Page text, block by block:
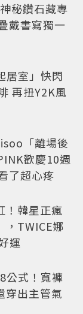
秘鑽石藏專
戴書寫獨一
居室」快閃
再扭Y2K風
「離場後
歡慶10週
了超心疼
！韓星正瘋
，TWICE娜
運
公式！寬褲
穿出主管氣